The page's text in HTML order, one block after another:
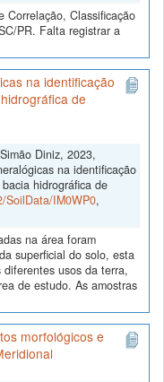
Correlação, Classificação
PR. Falta registrar a
na identificação
de
Diniz, 2023,
na identificação
hidrográfica de
SoilData/IM0WP0,
na área foram
superficial do solo, esta
diferentes usos da terra,
de estudo. As amostras
morfológicos e